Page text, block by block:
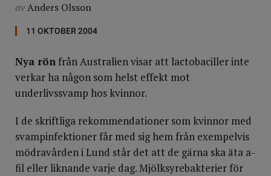
avAnders Olsson
11 OKTOBER 2004
Nya rön från Australien visar att lactobaciller inte
verkar ha någon som helst effekt mot
underlivssvamp hos kvinnor.
I de skriftliga rekommendationer som kvinnor med
svampinfektioner får med sig hem från exempelvis
mödravården i Lund står det att de gärna ska äta a-
fil eller liknande varje dag. Mjölksyrebakterier för